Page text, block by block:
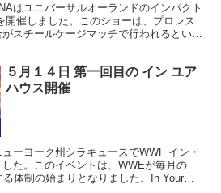
はユニバーサルオーランドのインパクト
開催しました。このショーは、プロレス
スチールケージマッチで行われるという
５月１４日 第一回目の イン ユア
ハウス開催
ーヨーク州シラキュースでWWF イン・
た。このイベントは、WWEが毎月の
体制の始まりとなりました。In Your